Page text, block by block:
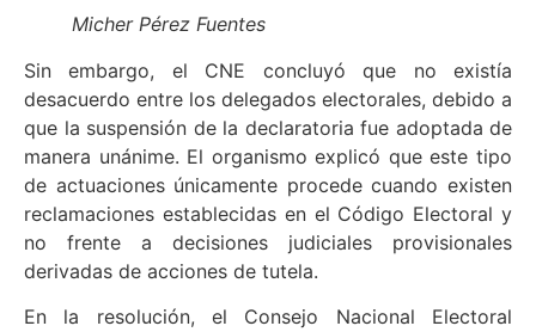
Micher Pérez Fuentes
Sin embargo, el CNE concluyó que no existía
desacuerdo entre los delegados electorales, debido a
que la suspensión de la declaratoria fue adoptada de
manera unánime. El organismo explicó que este tipo
de actuaciones únicamente procede cuando existen
reclamaciones establecidas en el Código Electoral y
no frente a decisiones judiciales provisionales
derivadas de acciones de tutela.
En la resolución, el Consejo Nacional Electoral